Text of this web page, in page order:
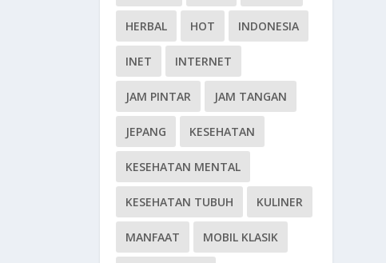
HERBAL HOT INDONESIA
INET INTERNET
JAM PINTAR JAM TANGAN
JEPANG KESEHATAN
KESEHATAN MENTAL
KESEHATAN TUBUH KULINER
MANFAAT MOBIL KLASIK